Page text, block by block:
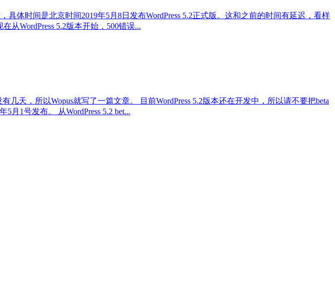
具体时间是北京时间2019年5月8日发布WordPress 5.2正式版。这和之前的时间有延迟，看样
从WordPress 5.2版本开始，500错误...
几天，所以Wopus就写了一篇文章。 目前WordPress 5.2版本还在开发中，所以请不要把beta
月1号发布。 从WordPress 5.2 bet...